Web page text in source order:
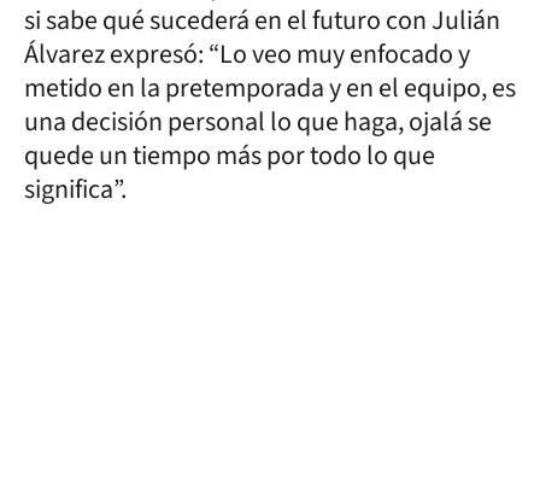
si sabe qué sucederá en el futuro con Julián
Álvarez expresó: “Lo veo muy enfocado y
metido en la pretemporada y en el equipo, es
una decisión personal lo que haga, ojalá se
quede un tiempo más por todo lo que
significa”.